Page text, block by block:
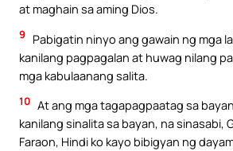
at maghain sa aming Dios.
9
Pabigatin ninyo ang gawain ng mga
kanilang pagpagalan at huwag nilang
mga kabulaanang salita.
10 At ang mga tagapagpaatag sa
kanilang sinalita sa bayan, na sinasabi,
Faraon, Hindi ko kayo bibigyan ng